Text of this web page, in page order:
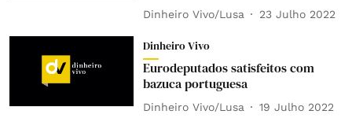
Dinheiro Vivo/Lusa 23 Julho 2022
Dinheiro Vivo
Eurodeputados satisfeitos com
bazuca portuguesa
Dinheiro Vivo/Lusa 19 Julho 2022